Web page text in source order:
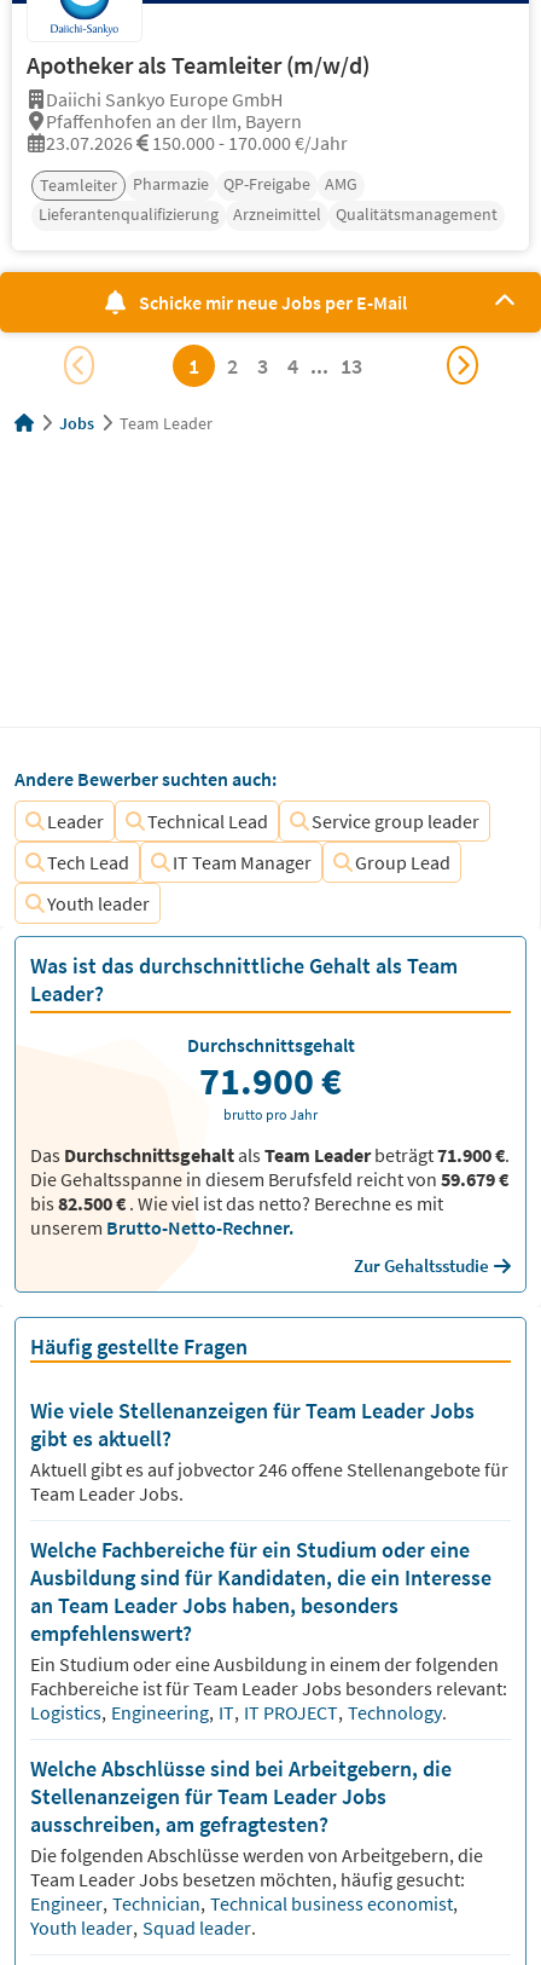
Apotheker als Teamleiter (m/w/d)
Daiichi Sankyo Europe GmbH
Pfaffenhofen an der Ilm, Bayern
23.07.2026
150.000 - 170.000 €/Jahr
Teamleiter Pharmazie QP-Freigabe
AMG
Lieferantenqualifizierung
Arzneimittel Qualitätsmanagement
Schicke mir neue Jobs per E-Mail
1 2 3 4 ... 13
Jobs Team Leader
Andere Bewerber suchten auch:
Leader
Technical Lead
Service group leader
Tech Lead
IT Team Manager
Group Lead
Youth leader
Was ist das durchschnittliche Gehalt als Team
Leader?
Das DurchschnittsgehaltalsTeam Leaderbeträgt71.900 €.
Die Gehaltsspanne in diesem Berufsfeld reicht von 59.679 €
bis82.500 € . Wie viel ist das netto? Berechne es mit
unserem Brutto-Netto-Rechner.
Zur Gehaltsstudie
Durchschnittsgehalt
71.900 €
brutto pro Jahr
Häufig gestellte Fragen
Wie viele Stellenanzeigen für Team Leader Jobs
gibt es aktuell?
Aktuell gibt es auf jobvector246offene Stellenangebote für
Team Leader Jobs.
Welche Fachbereiche für ein Studium oder eine
Ausbildung sind für Kandidaten, die ein Interesse
an Team Leader Jobs haben, besonders
empfehlenswert?
Ein Studium oder eine Ausbildung in einem der folgenden
Fachbereiche ist fürTeam LeaderJobs besonders relevant:
Logistics, Engineering, IT, IT PROJECT, Technology.
Welche Abschlüsse sind bei Arbeitgebern, die
Stellenanzeigen für Team Leader Jobs
ausschreiben, am gefragtesten?
Die folgenden Abschlüsse werden von Arbeitgebern, die
Team LeaderJobs besetzen möchten, häufig gesucht:
Engineer, Technician, Technical business economist,
Youth leader, Squad leader.